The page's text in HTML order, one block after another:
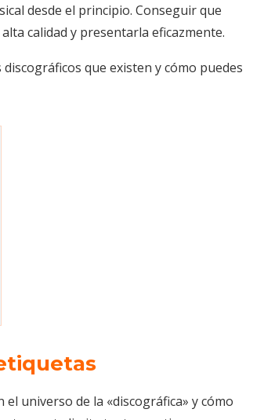
desde el principio. Conseguir que
calidad y presentarla eficazmente.
que existen y cómo puedes
universo de la «discográfica» y cómo